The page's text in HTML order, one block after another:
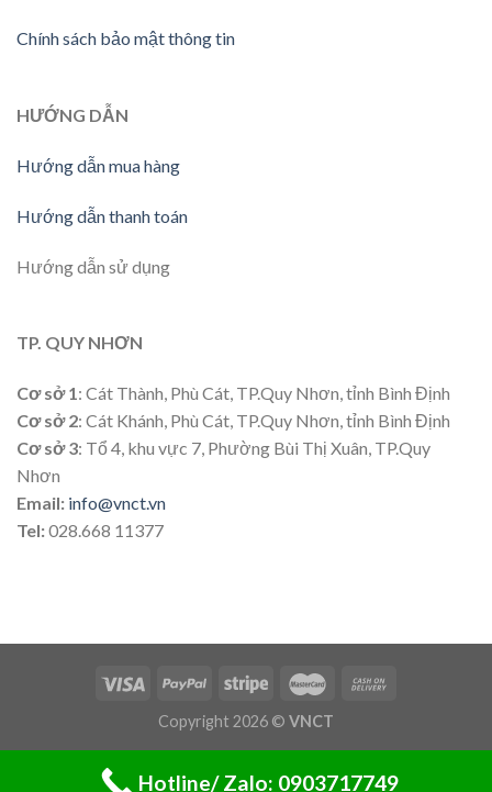
Chính sách bảo mật thông tin
HƯỚNG DẪN
Hướng dẫn mua hàng
Hướng dẫn thanh toán
Hướng dẫn sử dụng
TP. QUY NHƠN
Cơ sở 1: Cát Thành, Phù Cát, TP.Quy Nhơn, tỉnh Bình Định
Cơ sở 2: Cát Khánh, Phù Cát, TP.Quy Nhơn, tỉnh Bình Định
Cơ sở 3: Tổ 4, khu vực 7, Phường Bùi Thị Xuân, TP.Quy
Nhơn
Email: info@vnct.vn
Tel:028.668 11377
Copyright 2026 © VNCT
Hotline/ Zalo: 0903717749